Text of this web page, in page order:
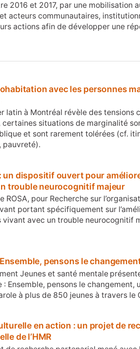
2016 et 2017, par une mobilisation
acteurs communautaires,
actions afin de développer une
avec les personnes
latin à Montréal révèle des tensions
situations de marginalité
et sont rarement tolérées (cf.
pauvreté).
: un dispositif ouvert pour
trouble neurocognitif majeur
ROSA, pour Recherche sur
portant spécifiquement sur
avec un trouble neurocognitif
pensons le
Jeunes et santé mentale
Ensemble, pensons le changement,
à plus de 850 jeunes à travers le
en action : un projet de
de l’HMR